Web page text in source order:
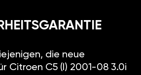
die neue
Citroen C5 (I) 2001-08 3.0i